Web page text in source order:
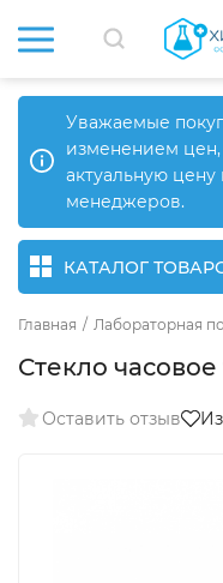
Уважаемые
изменением цен,
актуальную
менеджеров.
КАТАЛОГ
Главная / Лабораторная
Стекло
Оставить отзыв